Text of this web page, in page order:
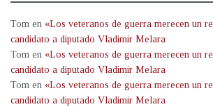
Tom en «Los veteranos de guerra merecen un
candidato a diputado Vladimir Melara
Tom en «Los veteranos de guerra merecen un
candidato a diputado Vladimir Melara
Tom en «Los veteranos de guerra merecen un
candidato a diputado Vladimir Melara